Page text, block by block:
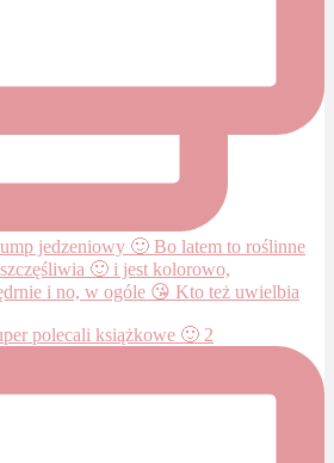
polecali książkowe 🙂 2